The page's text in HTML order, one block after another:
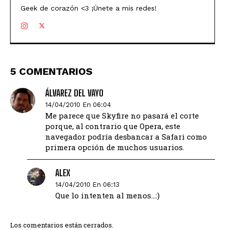
Geek de corazón <3 ¡Únete a mis redes!
5 COMENTARIOS
ÁLVAREZ DEL VAYO
14/04/2010 En 06:04
Me parece que Skyfire no pasará el corte
porque, al contrario que Opera, este
navegador podría desbancar a Safari como
primera opción de muchos usuarios.
ALEX
14/04/2010 En 06:13
Que lo intenten al menos…:)
Los comentarios están cerrados.